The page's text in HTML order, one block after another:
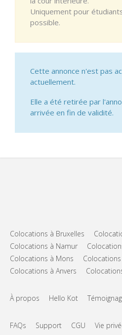
Uniquement pour
possible.
Cette annonce n'est pas
actuellement.
Elle a été retirée par
arrivée en fin de validité.
Colocations à Bruxelles
Colocations à Namur
Colocations à Mons
Colocations à Anvers
À propos Hello Kot
FAQs Support CGU Vie